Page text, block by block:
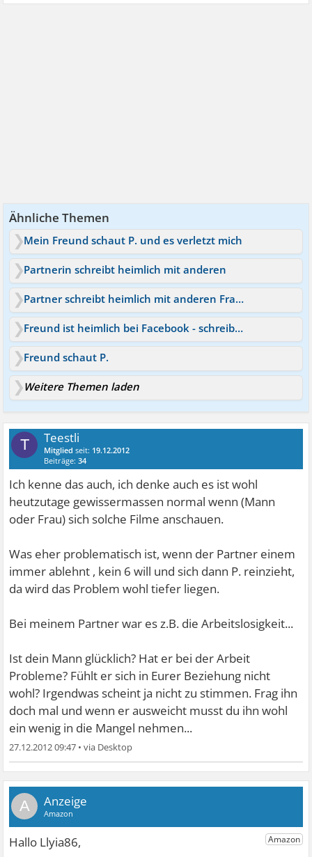
Ähnliche Themen
Mein Freund schaut P. und es verletzt mich
Partnerin schreibt heimlich mit anderen
Partner schreibt heimlich mit anderen Frauen
Freund ist heimlich bei Facebook - schreibt mit Frauen
Freund schaut P.
Weitere Themen laden
T Teestli
Mitglied seit: 19.12.2012
Beiträge:34
Ich kenne das auch, ich denke auch es ist wohl
heutzutage gewissermassen normal wenn (Mann
oder Frau) sich solche Filme anschauen.
Was eher problematisch ist, wenn der Partner einem
immer ablehnt , kein 6 will und sich dann P. reinzieht,
da wird das Problem wohl tiefer liegen.
Bei meinem Partner war es z.B. die Arbeitslosigkeit...
Ist dein Mann glücklich? Hat er bei der Arbeit
Probleme? Fühlt er sich in Eurer Beziehung nicht
wohl? Irgendwas scheint ja nicht zu stimmen. Frag ihn
doch mal und wenn er ausweicht musst du ihn wohl
ein wenig in die Mangel nehmen...
27.12.2012 09:47 •
A